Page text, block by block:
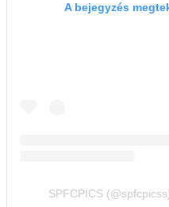
A bejegyzés
SPFCPICS